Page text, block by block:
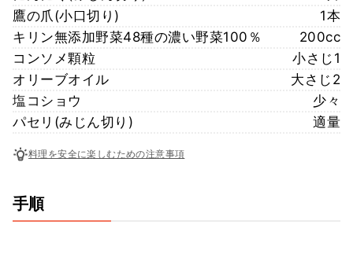
鷹の爪(小口切り)
1本
キリン無添加野菜48種の濃い野菜100％
200cc
コンソメ顆粒
小さじ1
オリーブオイル
大さじ2
塩コショウ
少々
パセリ(みじん切り)
適量
料理を安全に楽しむための注意事項
手順